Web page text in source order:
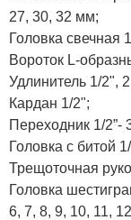
27, 30, 32 мм;
Головка свечная
Вороток L-
Удлинитель 1/2",
Кардан 1/2";
Переходник 1/2”-
Головка с битой
Трещоточная
Головка
6, 7, 8, 9, 10, 11,